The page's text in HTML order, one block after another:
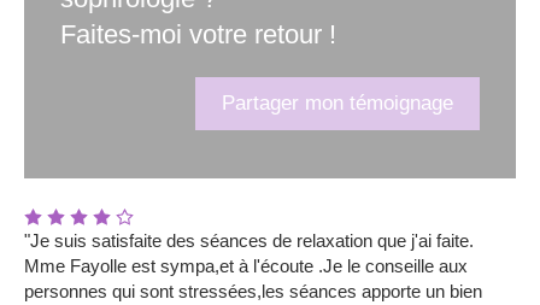
Faites-moi votre retour !
Partager mon témoignage
"Je suis satisfaite des séances de relaxation que j'ai faite.
Mme Fayolle est sympa,et à l'écoute .Je le conseille aux
personnes qui sont stressées,les séances apporte un bien